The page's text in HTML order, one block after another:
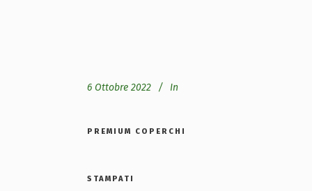
6 Ottobre 2022 In
PREMIUM COPERCHI
STAMPATI